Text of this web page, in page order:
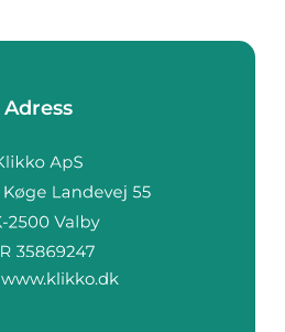
Adress
www.klikko.dk